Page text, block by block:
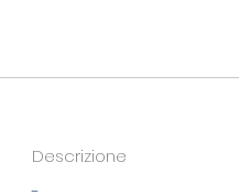
Descrizione